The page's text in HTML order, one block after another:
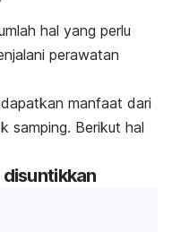
hal yang perlu
perawatan
manfaat dari
samping. Berikut hal